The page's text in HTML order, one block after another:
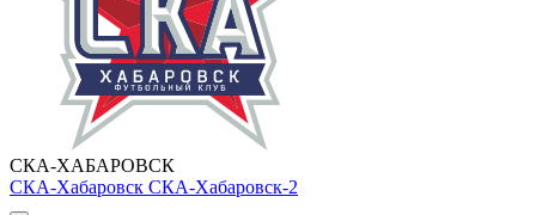
СКА-ХАБАРОВСК
СКА-Хабаровск СКА-Хабаровск-2